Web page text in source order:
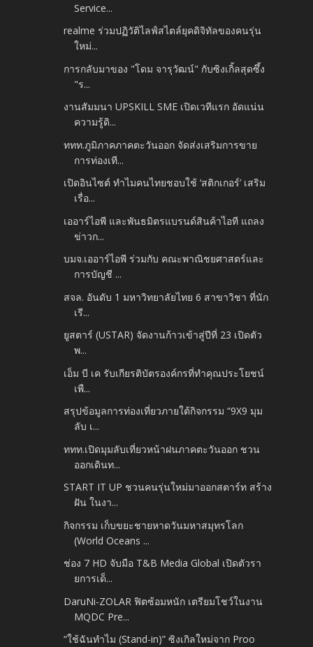
Service...
realme ร่วมปฏิวัติไลฟ์สไตล์ยุคดิจิทัลของคนรุ่น
ใหม่...
การกลับมาของ "โดม จารุวัฒน์" กับซิงเกิ้ลสุดซึ้ง
"ร...
งานสัมมนา UPSKILL SME เปิดเวทีแรก อัดแน่น
ความรู้ดิ...
ททท.ภูมิภาคภาคตะวันออก จัดส่งเสริมการขาย
การท่องเที...
เปิดอินไซต์ ทำไมคนไทยชอบใช้ ‘สติกเกอร์’ เสริม
เรื่อ...
เออาร์ไอพี และพันธมิตรแบรนด์สินค้าไอที แถลง
ข่าวก...
บมจ.เออาร์ไอพี ร่วมกับ คณะพาณิชยศาสตร์และ
การบัญชี ...
สจล. อันดับ 1 มหาวิทยาลัยไทย 6 สาขาวิชา ที่นัก
เรี...
ยูสตาร์ (USTAR) จัดงานก้าวเข้าสู่ปีที่ 23 เปิดตัว
พ...
เอ็ม บี เค รับเกียรติบัตรองค์กรที่ทำคุณประโยชน์
เพื...
สรุปข้อมูลการท่องเที่ยวภายใต้กิจกรรม “9X9 มุม
ลับ เ...
ททท.เปิดมุมลับเที่ยวหน้าฝนภาคตะวันออก ชวน
ออกเดินท...
START IT UP ชวนคนรุ่นใหม่มาออกสตาร์ท สร้าง
ฝัน ในงา...
กิจกรรม เก็บขยะชายหาดวันมหาสมุทรโลก
(World Oceans ...
ช่อง 7 HD จับมือ T&B Media Global เปิดตัวรา
ยการเด็...
DaruNi-ZOLAR ฟิตซ้อมหนัก เตรียมโชว์ในงาน
MQDC Pre...
“ใช้ฉันทำไม (Stand-in)” ซิงเกิลใหม่จาก Proo